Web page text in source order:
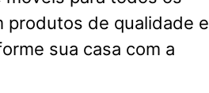
produtos de qualidade e
sua casa com a